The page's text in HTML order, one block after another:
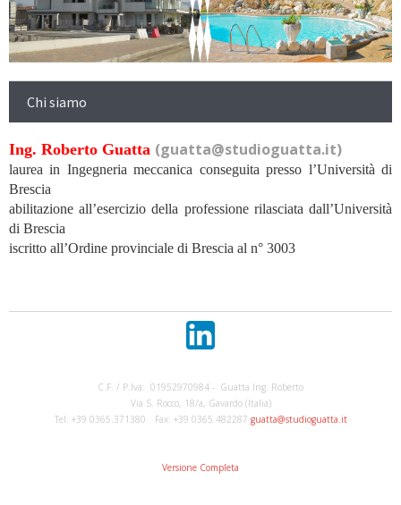
Chi siamo
Ing. Roberto Guatta (guatta@studioguatta.it)
laurea in Ingegneria meccanica conseguita presso l’Università di
Brescia
abilitazione all’esercizio della professione rilasciata dall’Università
di Brescia
iscritto all’Ordine provinciale di Brescia al n° 3003
C.F. / P.Iva: 01952970984 - Guatta Ing. Roberto
Via S. Rocco, 18/a, Gavardo (Italia)
Tel: +39 0365.371380 Fax: +39 0365.482287 guatta@studioguatta.it
Versione Completa